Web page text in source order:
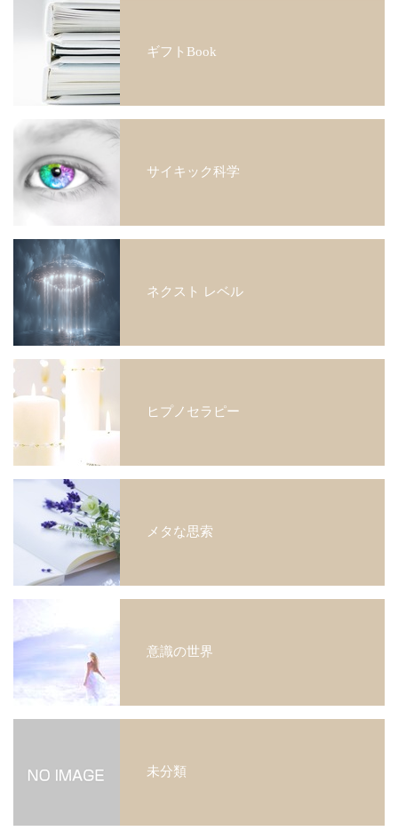
ギフトBook
サイキック科学
ネクスト レベル
ヒプノセラピー
メタな思索
意識の世界
未分類